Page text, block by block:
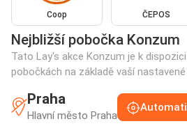
Coop ČEPOS
Nejbližší pobočka Konzum
Tato Lay's akce Konzum je k
pobočkách na základě vaší
Praha
Hlavní město Praha